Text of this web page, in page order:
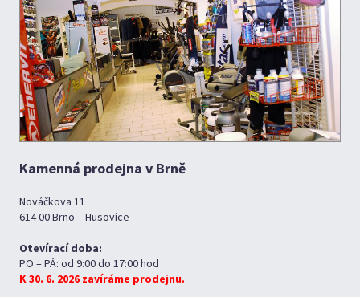
Kamenná prodejna v Brně
Nováčkova 11
614 00 Brno – Husovice
Otevírací doba:
PO – PÁ: od 9:00 do 17:00 hod
K 30. 6. 2026 zavíráme prodejnu.